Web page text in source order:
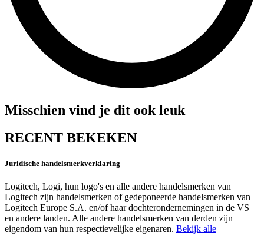
Misschien vind je dit ook leuk
RECENT BEKEKEN
Juridische handelsmerkverklaring
Logitech, Logi, hun logo's en alle andere handelsmerken van
Logitech zijn handelsmerken of gedeponeerde handelsmerken van
Logitech Europe S.A. en/of haar dochterondernemingen in de VS
en andere landen. Alle andere handelsmerken van derden zijn
eigendom van hun respectievelijke eigenaren. Bekijk alle